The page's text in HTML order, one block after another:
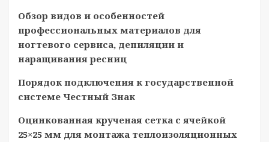
Обзор видов и особенностей
профессиональных материалов для
ногтевого сервиса, депиляции и
наращивания ресниц
Порядок подключения к государственной
системе Честный Знак
Оцинкованная крученая сетка с ячейкой
25×25 мм для монтажа теплоизоляционных